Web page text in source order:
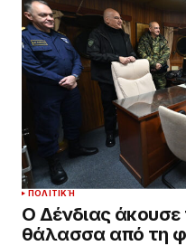
ΠΟΛΙΤΙΚΉ
Ο Δένδιας
θάλασσα από τη